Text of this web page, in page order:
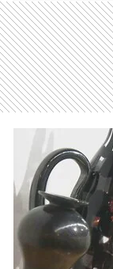
の挑戦 人と
芸